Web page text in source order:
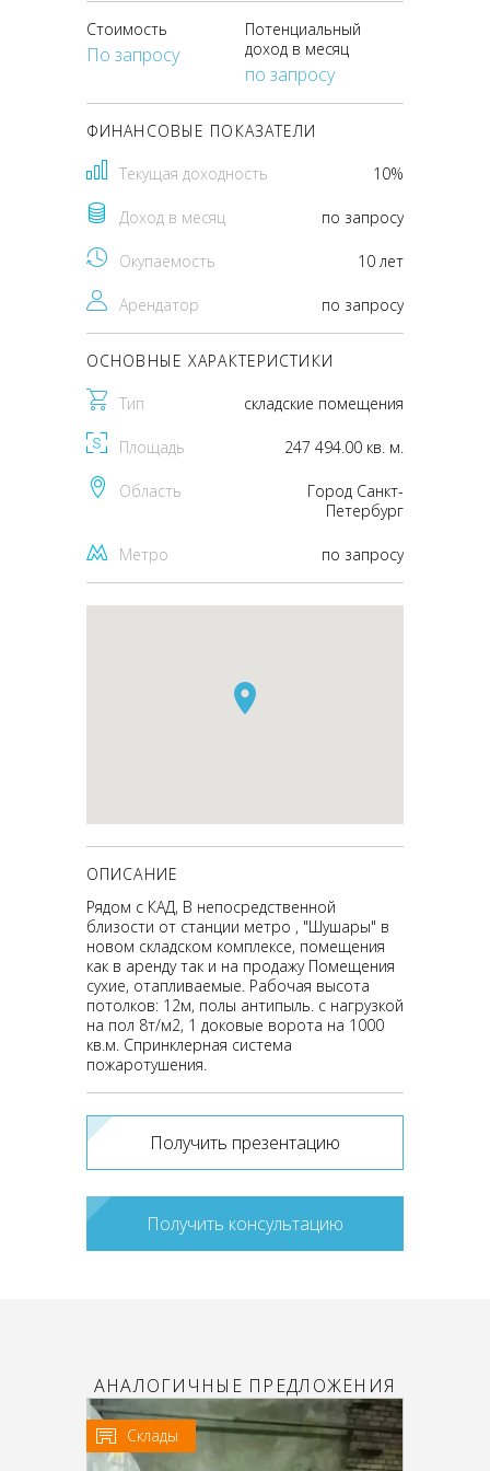
Стоимость
По запросу
Потенциальный
доход в месяц
по запросу
ФИНАНСОВЫЕ ПОКАЗАТЕЛИ
Текущая доходность 10%
Доход в месяц по запросу
Окупаемость 10 лет
Арендатор по запросу
ОСНОВНЫЕ ХАРАКТЕРИСТИКИ
Тип складские помещения
Площадь 247 494.00 кв. м.
Область
Город Санкт-
Петербург
Метро по запросу
ОПИСАНИЕ
Рядом с КАД, В непосредственной
близости от станции метро , "Шушары" в
новом складском комплексе, помещения
как в аренду так и на продажу Помещения
сухие, отапливаемые. Рабочая высота
потолков: 12м, полы антипыль. с нагрузкой
на пол 8т/м2, 1 доковые ворота на 1000
кв.м. Спринклерная система
пожаротушения.
Получить презентацию
Получить консультацию
АНАЛОГИЧНЫЕ ПРЕДЛОЖЕНИЯ
Склады